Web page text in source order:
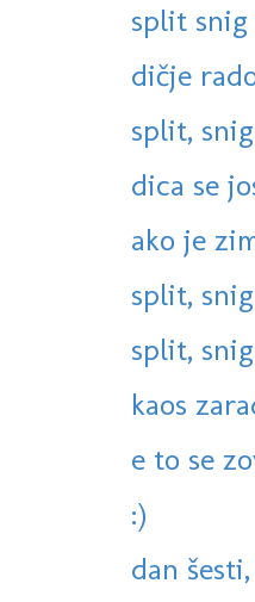
split snig
dičje
split,
dica se
ako je
split,
split,
kaos
e to se
:)
dan